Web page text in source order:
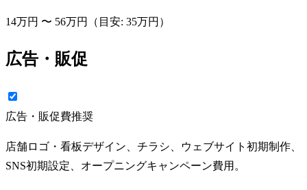
14万円 〜 56万円 （目安: 35万円 ）
広告・販促
広告・販促費推奨
店舗ロゴ・看板デザイン、チラシ、ウェブサイト初期制作、
SNS初期設定、オープニングキャンペーン費用。